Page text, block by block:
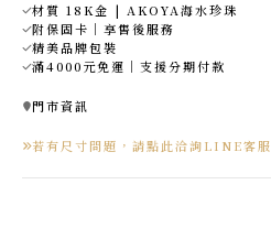
材質 18K金 | AKOYA海水珍珠
附保固卡｜享售後服務
精美品牌包裝
滿4000元免運｜支援分期付款
門市資訊
若有尺寸問題，請點此洽詢LINE客服